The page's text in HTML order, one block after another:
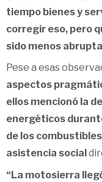
tiempo bienes y
corregir eso, pero
sido menos
Pese a esas
aspectos
ellos mencionó la
energéticos
de los
asistencia social
“La motosierra